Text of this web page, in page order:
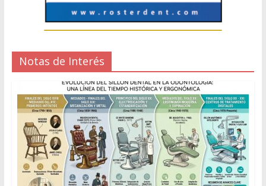
Notas de Interés